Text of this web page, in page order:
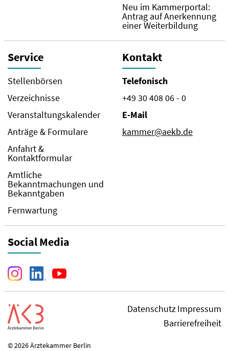
Neu im Kammerportal:
Antrag auf Anerkennung
einer Weiterbildung
Service
Stellenbörsen
Verzeichnisse
Veranstaltungskalender
Anträge & Formulare
Anfahrt &
Kontaktformular
Amtliche
Bekanntmachungen und
Bekanntgaben
Fernwartung
Kontakt
Telefonisch
+49 30 408 06 - 0
E-Mail
kammer@aekb.de
Social Media
DatenschutzImpressum
Barrierefreiheit
© 2026 Ärztekammer Berlin